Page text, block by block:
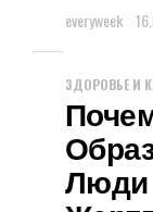
everyweek
ЗДОРОВЬЕ И
Люди